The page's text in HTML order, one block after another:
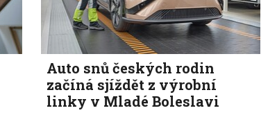
Auto snů českých rodin
začíná sjíždět z výrobní
linky v Mladé Boleslavi